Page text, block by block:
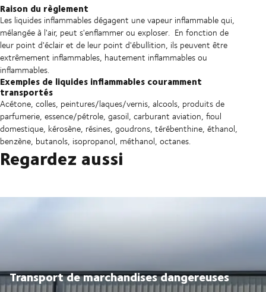
Raison du règlement
Les liquides inflammables dégagent une vapeur inflammable qui,
mélangée à l'air, peut s'enflammer ou exploser. En fonction de
leur point d'éclair et de leur point d'ébullition, ils peuvent être
extrêmement inflammables, hautement inflammables ou
inflammables.
Exemples de liquides inflammables couramment
transportés
Acétone, colles, peintures/laques/vernis, alcools, produits de
parfumerie, essence/pétrole, gasoil, carburant aviation, fioul
domestique, kérosène, résines, goudrons, térébenthine, éthanol,
benzène, butanols, isopropanol, méthanol, octanes.
Regardez aussi
Transport de marchandises dangereuses